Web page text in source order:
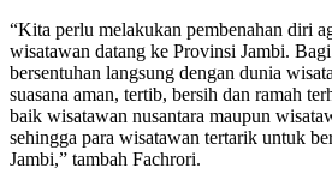
“Kita perlu melakukan pembenahan diri
wisatawan datang ke Provinsi Jambi.
bersentuhan langsung dengan dunia
suasana aman, tertib, bersih dan ramah
baik wisatawan nusantara maupun
sehingga para wisatawan tertarik untuk
Jambi,” tambah Fachrori.